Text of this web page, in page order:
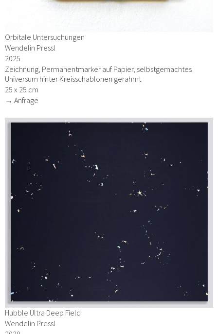
Orbitale Untersuchungen
Wendelin Pressl
2025
Zeichnung, Permanentmarker auf Papier, selbstgemachtes
Universum hinter Kreisschablonen gerahmt
25 x 25 cm
→ Anfrage
Hubble Ultra Deep Field
Wendelin Pressl